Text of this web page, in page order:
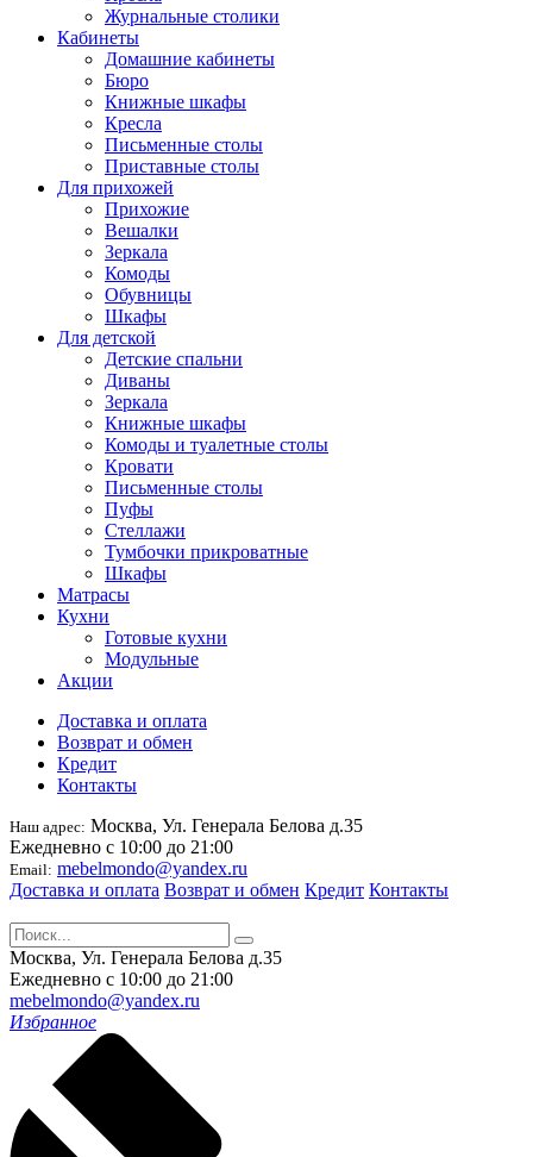
Журнальные столики
Кабинеты
Домашние кабинеты
Бюро
Книжные шкафы
Кресла
Письменные столы
Приставные столы
Для прихожей
Прихожие
Вешалки
Зеркала
Комоды
Обувницы
Шкафы
Для детской
Детские спальни
Диваны
Зеркала
Книжные шкафы
Комоды и туалетные столы
Кровати
Письменные столы
Пуфы
Стеллажи
Тумбочки прикроватные
Шкафы
Матрасы
Кухни
Готовые кухни
Модульные
Акции
Доставка и оплата
Возврат и обмен
Кредит
Контакты
Наш адрес: Москва, Ул. Генерала Белова д.35
Ежедневно с 10:00 до 21:00
Email: mebelmondo@yandex.ru
Доставка и оплата Возврат и обмен Кредит Контакты
Москва, Ул. Генерала Белова д.35
Ежедневно с 10:00 до 21:00
mebelmondo@yandex.ru
Избранное